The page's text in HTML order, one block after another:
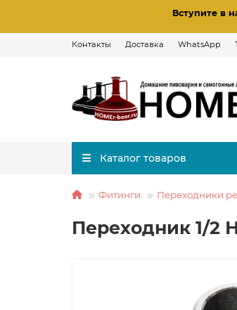
Вступите в
Контакты Доставка WhatsApp
Каталог товаров
Фитинги Переходники
Переходник 1/2